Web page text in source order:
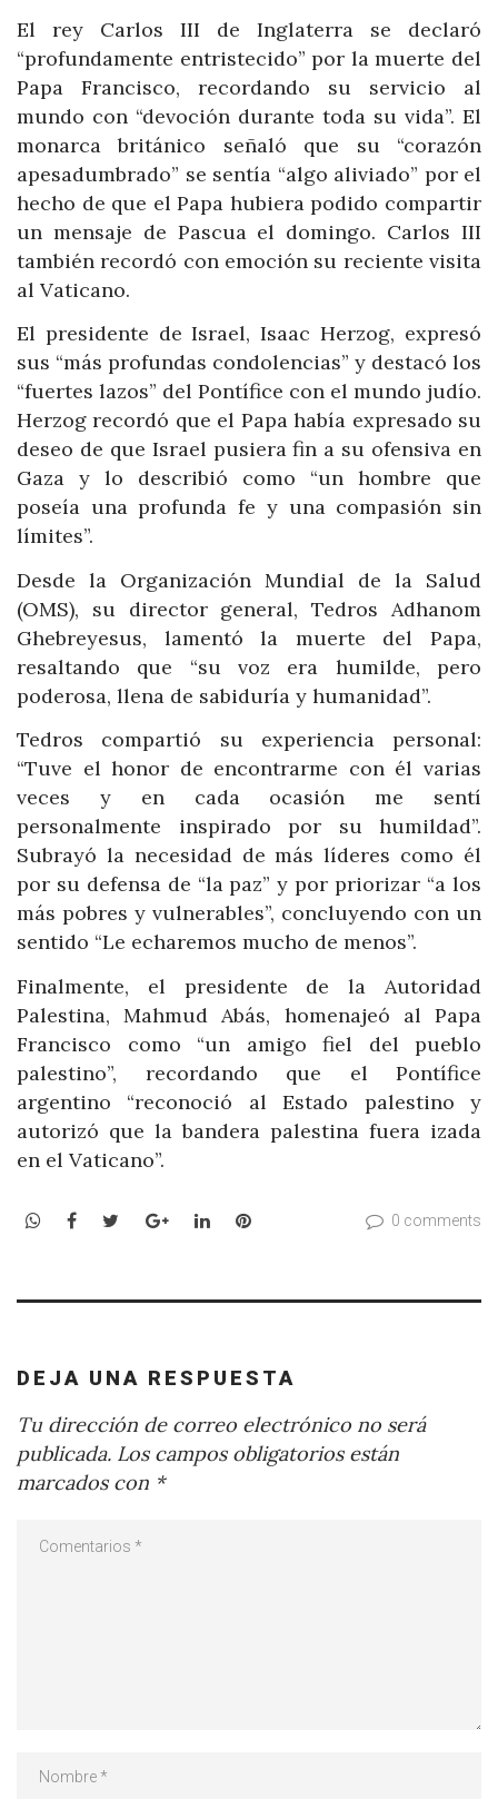
El rey Carlos III de Inglaterra se declaró
“profundamente entristecido” por la muerte del
Papa Francisco, recordando su servicio al
mundo con “devoción durante toda su vida”. El
monarca británico señaló que su “corazón
apesadumbrado” se sentía “algo aliviado” por el
hecho de que el Papa hubiera podido compartir
un mensaje de Pascua el domingo. Carlos III
también recordó con emoción su reciente visita
al Vaticano.
El presidente de Israel, Isaac Herzog, expresó
sus “más profundas condolencias” y destacó los
“fuertes lazos” del Pontífice con el mundo judío.
Herzog recordó que el Papa había expresado su
deseo de que Israel pusiera fin a su ofensiva en
Gaza y lo describió como “un hombre que
poseía una profunda fe y una compasión sin
límites”.
Desde la Organización Mundial de la Salud
(OMS), su director general, Tedros Adhanom
Ghebreyesus, lamentó la muerte del Papa,
resaltando que “su voz era humilde, pero
poderosa, llena de sabiduría y humanidad”.
Tedros compartió su experiencia personal:
“Tuve el honor de encontrarme con él varias
veces y en cada ocasión me sentí
personalmente inspirado por su humildad”.
Subrayó la necesidad de más líderes como él
por su defensa de “la paz” y por priorizar “a los
más pobres y vulnerables”, concluyendo con un
sentido “Le echaremos mucho de menos”.
Finalmente, el presidente de la Autoridad
Palestina, Mahmud Abás, homenajeó al Papa
Francisco como “un amigo fiel del pueblo
palestino”, recordando que el Pontífice
argentino “reconoció al Estado palestino y
autorizó que la bandera palestina fuera izada
en el Vaticano”.
WhatsApp
Facebook
TwitterGoogle+LinkedInPinterest 0 comments
DEJA UNA RESPUESTA
Tu dirección de correo electrónico no será
publicada. Los campos obligatorios están
marcados con *